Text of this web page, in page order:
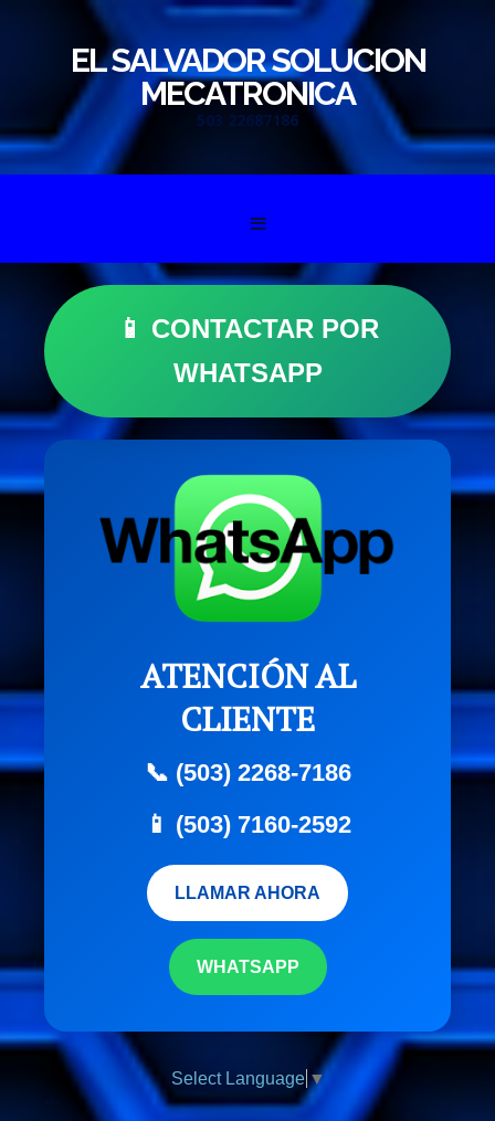
EL SALVADOR SOLUCION
MECATRONICA
503 22687186
Skip to content
📱 CONTACTAR POR
WHATSAPP
ATENCIÓN AL
CLIENTE
📞 (503) 2268-7186
📱 (503) 7160-2592
LLAMAR AHORA
WHATSAPP
Select Language ▼
```